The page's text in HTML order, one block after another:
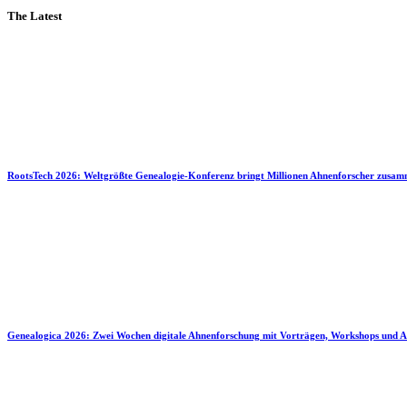
The Latest
RootsTech 2026: Weltgrößte Genealogie-Konferenz bringt Millionen Ahnenforscher
Genealogica 2026: Zwei Wochen digitale Ahnenforschung mit Vorträgen, Workshops und